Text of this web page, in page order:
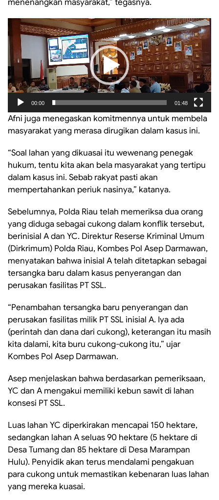
menenangkan masyarakat,” tegasnya.
Pemutar
Video
00:00 01:48
Afni juga menegaskan komitmennya untuk membela
masyarakat yang merasa dirugikan dalam kasus ini.
“Soal lahan yang dikuasai itu wewenang penegak
hukum, tentu kita akan bela masyarakat yang tertipu
dalam kasus ini. Sebab rakyat pasti akan
mempertahankan periuk nasinya,” katanya.
Sebelumnya, Polda Riau telah memeriksa dua orang
yang diduga sebagai cukong dalam konflik tersebut,
berinisial A dan YC. Direktur Reserse Kriminal Umum
(Dirkrimum) Polda Riau, Kombes Pol Asep Darmawan,
menyatakan bahwa inisial A telah ditetapkan sebagai
tersangka baru dalam kasus penyerangan dan
perusakan fasilitas PT SSL.
“Penambahan tersangka baru penyerangan dan
perusakan fasilitas milik PT SSL inisial A. Iya ada
(perintah dan dana dari cukong), keterangan itu masih
kita dalami, kita buru cukong-cukong itu,” ujar
Kombes Pol Asep Darmawan.
Asep menjelaskan bahwa berdasarkan pemeriksaan,
YC dan A mengakui memiliki kebun sawit di lahan
konsesi PT SSL.
Luas lahan YC diperkirakan mencapai 150 hektare,
sedangkan lahan A seluas 90 hektare (5 hektare di
Desa Tumang dan 85 hektare di Desa Marampan
Hulu). Penyidik akan terus mendalami pengakuan
para cukong untuk memastikan kebenaran luas lahan
yang mereka kuasai.